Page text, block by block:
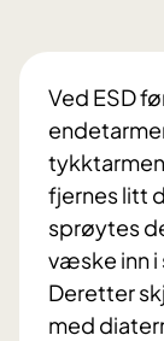
Ved ESD
fjernes litt
sprøytes
væske inn i
Deretter
med